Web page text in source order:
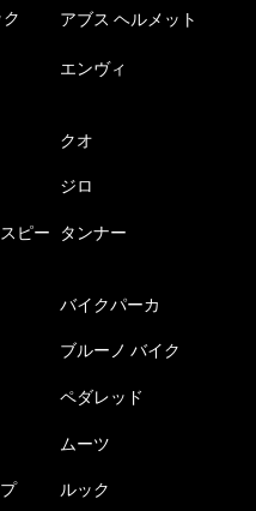
アブス ヘルメット
エンヴィ
クオ
ジロ
ピー
タンナー
バイクパーカ
ブルーノ バイク
ペダレッド
ムーツ
ルック